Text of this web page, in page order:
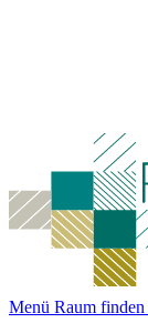
Menü Raum finden